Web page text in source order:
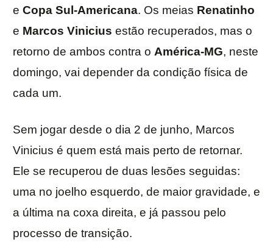
e Copa Sul-Americana. Os meias Renatinho
e Marcos Vinicius estão recuperados, mas o
retorno de ambos contra o América-MG, neste
domingo, vai depender da condição física de
cada um.
Sem jogar desde o dia 2 de junho, Marcos
Vinicius é quem está mais perto de retornar.
Ele se recuperou de duas lesões seguidas:
uma no joelho esquerdo, de maior gravidade, e
a última na coxa direita, e já passou pelo
processo de transição.